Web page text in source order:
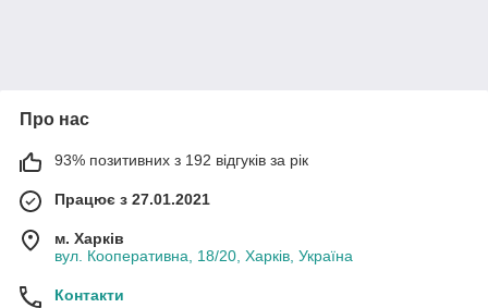
Про нас
93% позитивних з 192 відгуків за рік
Працює з 27.01.2021
м. Харків
вул. Кооперативна, 18/20, Харків, Україна
Контакти